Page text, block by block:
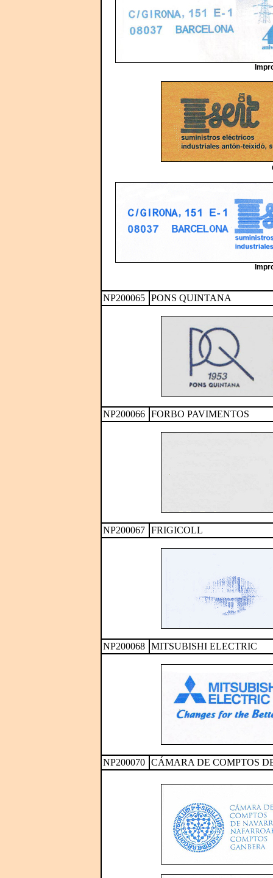
NP200065 PONS QUINTANA
NP200066 FORBO PAVIMENTOS
NP200067 FRIGICOLL
NP200068 MITSUBISHI ELECTRIC
NP200070 CÁMARA DE COMPTOS